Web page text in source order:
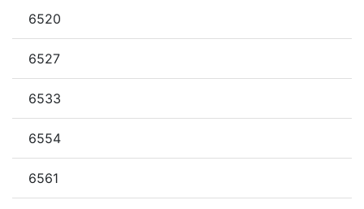
6520
6527
6533
6554
6561